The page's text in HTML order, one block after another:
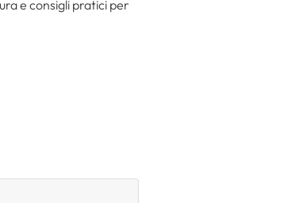
e consigli pratici per